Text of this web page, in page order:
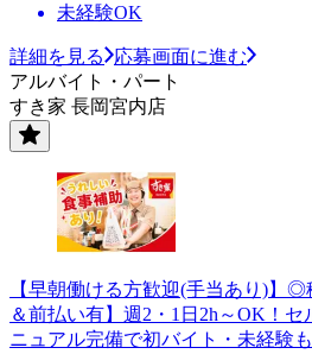
未経験OK
詳細を見る
応募画面に進む
アルバイト・パート
すき家 長岡宮内店
【早朝働ける方歓迎(手当あり)】
＆前払い有】週2・1日2h～OK！
ニュアル完備で初バイト・未経験